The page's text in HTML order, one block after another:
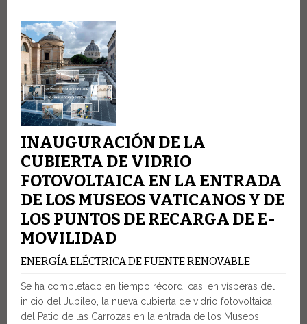
INAUGURACIÓN DE LA
CUBIERTA DE VIDRIO
FOTOVOLTAICA EN LA ENTRADA
DE LOS MUSEOS VATICANOS Y DE
LOS PUNTOS DE RECARGA DE E-
MOVILIDAD
ENERGÍA ELÉCTRICA DE FUENTE RENOVABLE
Se ha completado en tiempo récord, casi en vísperas del
inicio del Jubileo, la nueva cubierta de vidrio fotovoltaica
del Patio de las Carrozas en la entrada de los Museos